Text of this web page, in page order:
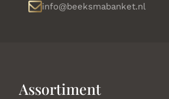
info@beeksmabanket.nl
Assortiment